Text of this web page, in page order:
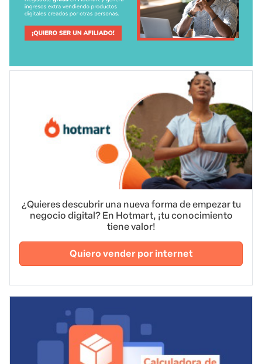
¿Quieres descubrir una nueva forma de empezar tu
negocio digital? En Hotmart, ¡tu conocimiento
tiene valor!
Quiero vender por internet